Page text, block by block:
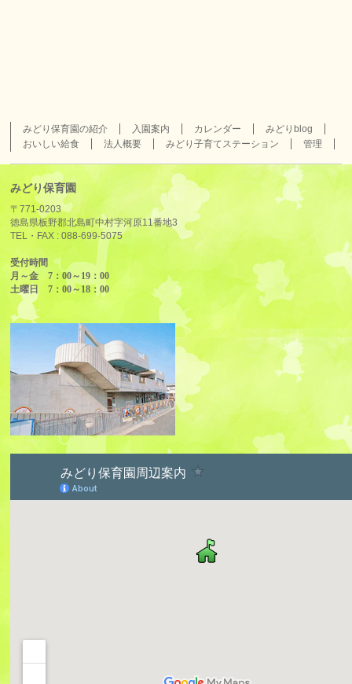
みどり保育園の紹介 入園案内 カレンダー
みどりblog
おいしい給食
法人概要 みどり子育てステーション 管理
みどり保育園
〒771-0203
徳島県板野郡北島町中村字河原11番地3
TEL・FAX :088-699-5075
受付時間
月～金 7：00～19：00
土曜日 7：00～18：00